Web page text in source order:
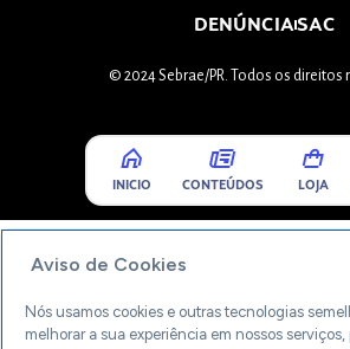
DENÚNCIASAC
© 2024 Sebrae/PR. Todos os direitos
INICIO CONTEÚDOS LOJA
Aviso de Cookies
Nós usamos cookies e outras tecnologias
melhorar a sua experiência em nossos